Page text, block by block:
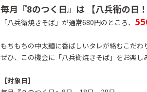
毎月『8のつく日』は 【八兵衛の日！
「八兵衛焼きそば」が通常680円のところ、
もちもちの中太麺に香ばしいタレが絡むこだわ
ぜひ、この機会に「八兵衛焼きそば」をお楽し
【対象日】